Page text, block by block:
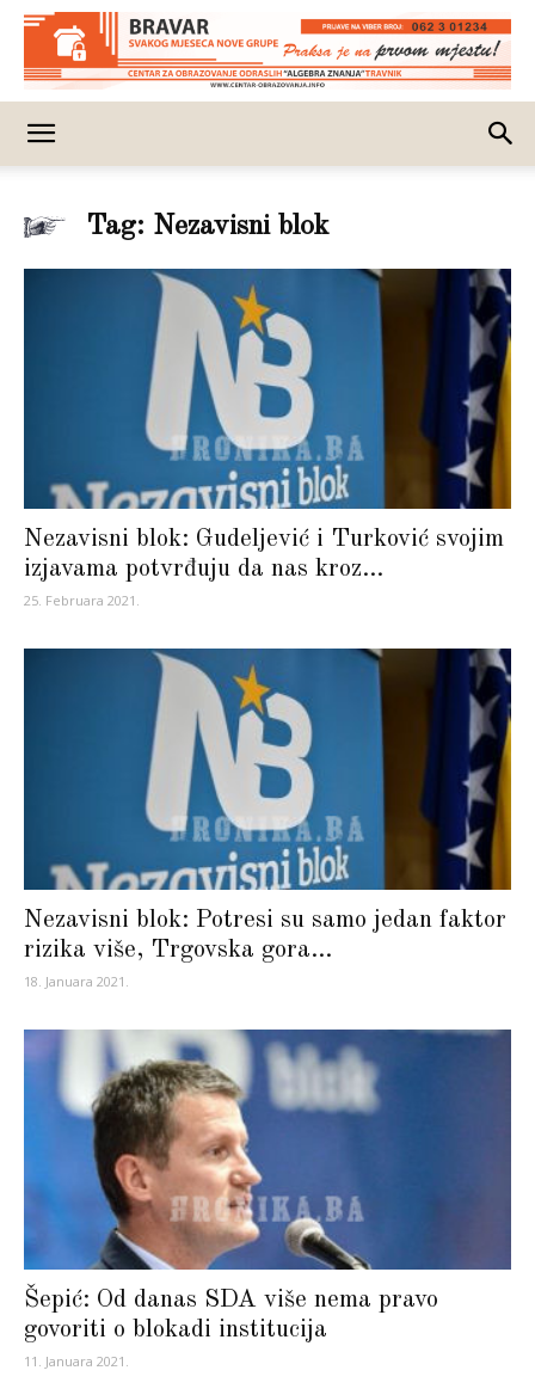
Tag: Nezavisni blok
Nezavisni blok: Gudeljević i Turković svojim
izjavama potvrđuju da nas kroz...
25. Februara 2021.
Nezavisni blok: Potresi su samo jedan faktor
rizika više, Trgovska gora...
18. Januara 2021.
Šepić: Od danas SDA više nema pravo
govoriti o blokadi institucija
11. Januara 2021.